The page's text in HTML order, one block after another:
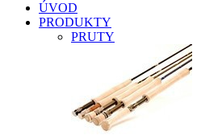
ÚVOD
PRODUKTY
PRUTY